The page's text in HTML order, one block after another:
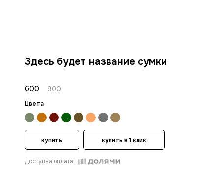
Цвета
Здесь будет название сумки
купить купить в 1 клик
Доступна оплата
900
600